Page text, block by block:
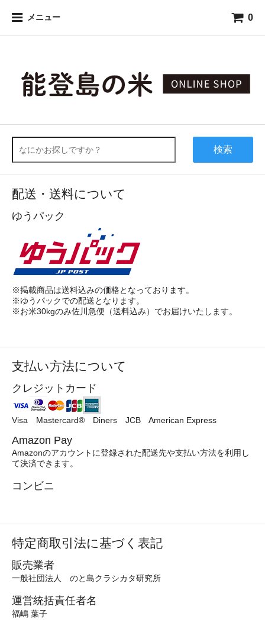
メニュー 0
検索
配送・送料について
ゆうパック
※掲載商品は送料込みの価格となっております。
※ゆうパックでの配送となります。
※お米30kgのみ佐川急便（送料込み）でお届けいたします。
支払い方法について
クレジットカード
Visa Mastercard® Diners JCB American Express
Amazon Pay
Amazonのアカウントに登録された配送先や支払い方法を利用し
て決済できます。
コンビニ
特定商取引法に基づく表記
販売業者
一般社団法人 のと島クラシカタ研究所
運営統括責任者名
福嶋 葉子